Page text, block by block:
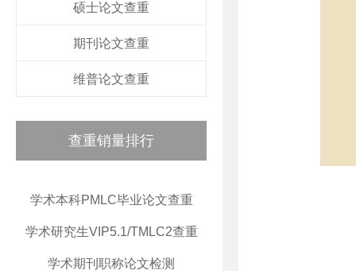
硕士论文查重
期刊论文查重
维普论文查重
查重销量排行
学术本科PMLC毕业论文查重
学术研究生VIP5.1/TMLC2查重
学术期刊职称论文检测